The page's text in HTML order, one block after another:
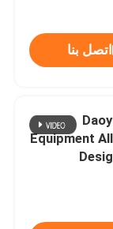
اتصل بنا
Equipment